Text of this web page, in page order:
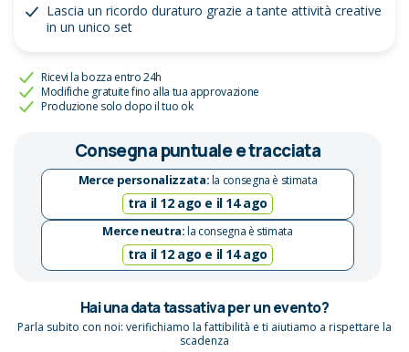
Lascia un ricordo duraturo grazie a tante attività creative
in un unico set
Ricevi la bozza entro 24h
Modifiche gratuite fino alla tua approvazione
Produzione solo dopo il tuo ok
Consegna puntuale e tracciata
Merce personalizzata:la consegna è stimata
tra il 12 ago e il 14 ago
Merce neutra:la consegna è stimata
tra il 12 ago e il 14 ago
Hai una data tassativa per un evento?
Parla subito con noi: verifichiamo la fattibilità e ti aiutiamo a rispettare la
scadenza